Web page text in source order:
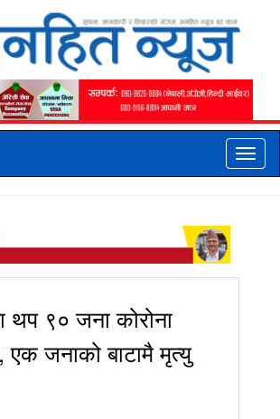
Toggle
थप ९० जना कोरोना
जनाको बाटामै मृत्यु